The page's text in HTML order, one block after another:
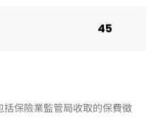
45
保險業監管局收取的保費徵